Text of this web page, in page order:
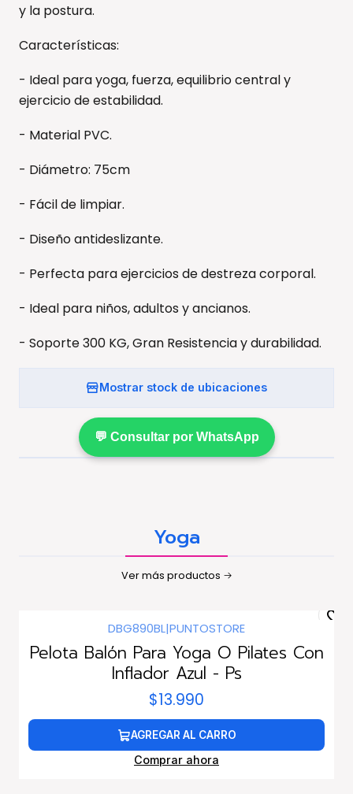
y la postura.
Características:
- Ideal para yoga, fuerza, equilibrio central y
ejercicio de estabilidad.
- Material PVC.
- Diámetro: 75cm
- Fácil de limpiar.
- Diseño antideslizante.
- Perfecta para ejercicios de destreza corporal.
- Ideal para niños, adultos y ancianos.
- Soporte 300 KG, Gran Resistencia y durabilidad.
Mostrar stock de ubicaciones
💬 Consultar por WhatsApp
Yoga
Ver más productos
DBG890BL|PUNTOSTORE
Pelota Balón Para Yoga O Pilates Con
Inflador Azul - Ps
$13.990
AGREGAR AL CARRO
Comprar ahora